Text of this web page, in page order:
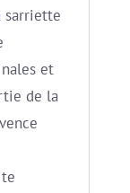
sarriette
et
de la